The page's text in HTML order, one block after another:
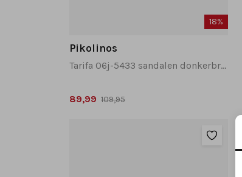
18%
Pikolinos
Tarifa 06j-5433 sandalen donkerbruin
89,99 109,95